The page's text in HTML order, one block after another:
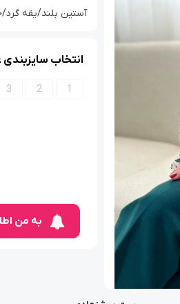
آستین بلند/یقه گرد/
انتخاب
1
2
3
به من